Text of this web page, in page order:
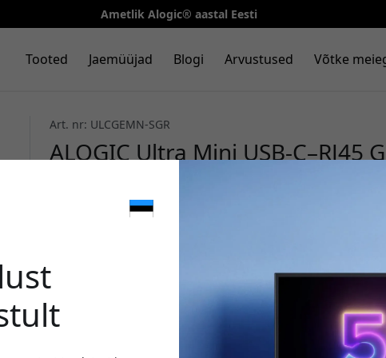
Ametlik Alogic® aastal Eesti
Tooted Jaemüüjad Blogi Arvustused Võtke
Art. nr: ULCGEMN-SGR
ALOGIC Ultra Mini USB-C–RJ45
adapter USB-C arvutitele, millel
Kosmosehall
Kasuta seda koodi kassas,